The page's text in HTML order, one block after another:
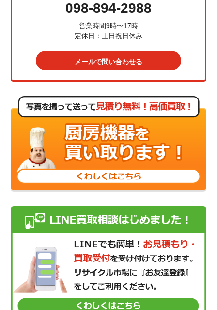
098-894-2988
営業時間9時〜17時
定休日：土日祝日休み
メールで問い合わせる